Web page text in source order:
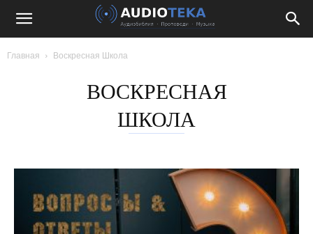
Главная Воскресная Школа
ВОСКРЕСНАЯ
ШКОЛА